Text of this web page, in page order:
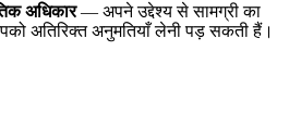
अधिकार— अपने उद्देश्य से सामग्री का
अतिरिक्त अनुमतियाँ लेनी पड़ सकती हैं।